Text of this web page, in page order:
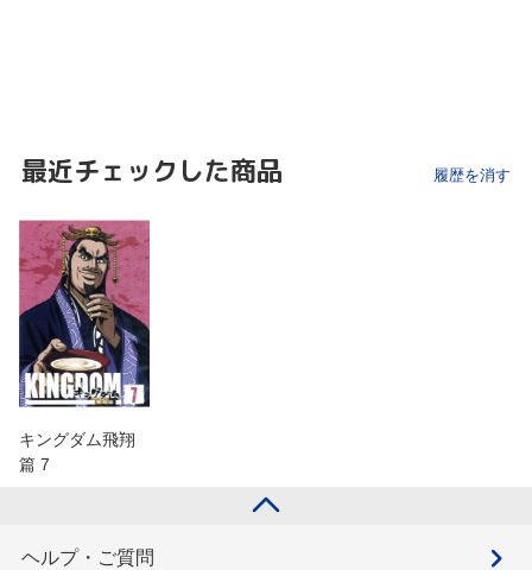
最近チェックした商品 履歴を消す
キングダム飛翔
篇 7
ヘルプ・ご質問